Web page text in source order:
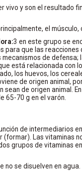
vivo y son el resultado
el músculo,
3 en este grupo se
para que las
de defensa;
está relacionada con
los huevos, los
de origen animal,
sean de origen animal.
65-70 g en el varón.
de intermediarios
Las vitaminas
grupos de vitaminas
no se disuelven en agua.